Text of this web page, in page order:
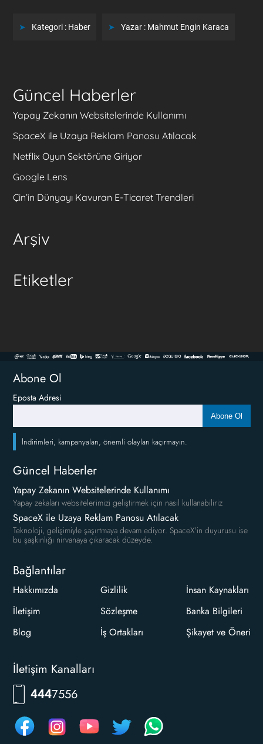
Kategori : Haber Yazar : Mahmut Engin Karaca
Güncel Haberler
Yapay Zekanın Websitelerinde Kullanımı
SpaceX ile Uzaya Reklam Panosu Atılacak
Netflix Oyun Sektörüne Giriyor
Google Lens
Çin’in Dünyayı Kavuran E-Ticaret Trendleri
Arşiv
Etiketler
Abone Ol
Eposta Adresi
Abone Ol
İndirimleri, kampanyaları, önemli olayları kaçırmayın.
Güncel Haberler
Yapay Zekanın Websitelerinde Kullanımı
Yapay zekaları websitelerimizi geliştirmek için nasıl kullanabiliriz
SpaceX ile Uzaya Reklam Panosu Atılacak
Teknoloji, gelişimiyle şaşırtmaya devam ediyor. SpaceX'in duyurusu ise
bu şaşkınlığı nirvanaya çıkaracak düzeyde.
Bağlantılar
Hakkımızda
İletişim
Blog
Gizlilik
Sözleşme
İş Ortakları
İnsan Kaynakları
Banka Bilgileri
Şikayet ve Öneri
İletişim Kanalları
444RKLM